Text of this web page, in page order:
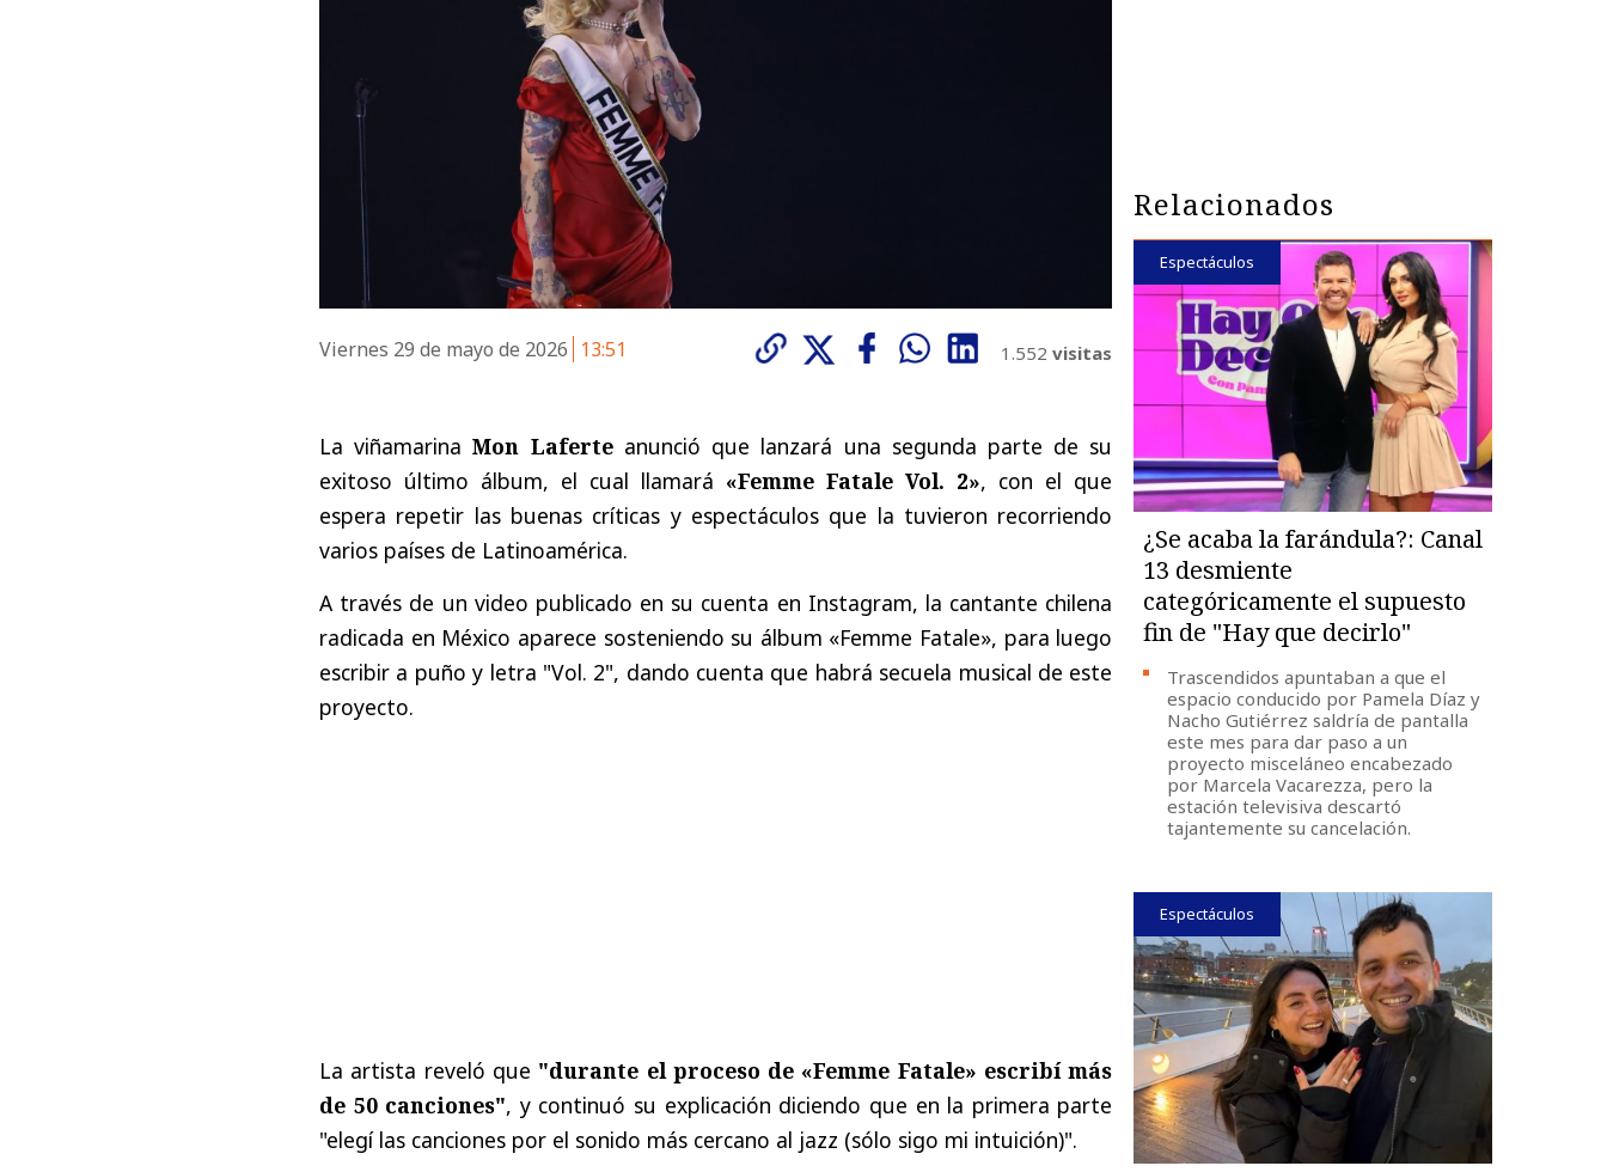
Viernes 29 de mayo de 2026 13:51 1.552 visitas
La viñamarinaMon Laferteanunció que lanzará una segunda parte de su
exitoso último álbum, el cual llamará «Femme Fatale Vol. 2», con el que
espera repetir las buenas críticas y espectáculos que la tuvieron recorriendo
varios países de Latinoamérica.
A través de un video publicado en su cuenta en Instagram, la cantante chilena
radicada en México aparece sosteniendo su álbum «Femme Fatale», para luego
escribir a puño y letra "Vol. 2", dando cuenta que habrá secuela musical de este
proyecto.
La artista reveló que "durante el proceso de «Femme Fatale» escribí más
de 50 canciones", y continuó su explicación diciendo que en la primera parte
"elegí las canciones por el sonido más cercano al jazz (sólo sigo mi intuición)".
Relacionados
Espectáculos
¿Se acaba la farándula?: Canal
13 desmiente
categóricamente el supuesto
fin de "Hay que decirlo"
Trascendidos apuntaban a que el
espacio conducido por Pamela Díaz y
Nacho Gutiérrez saldría de pantalla
este mes para dar paso a un
proyecto misceláneo encabezado
por Marcela Vacarezza, pero la
estación televisiva descartó
tajantemente su cancelación.
Espectáculos